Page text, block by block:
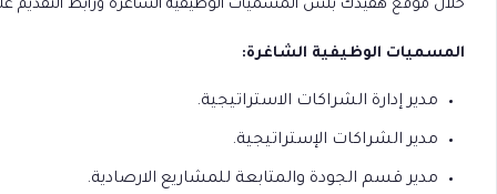
خلال موقع هفيدك بلس المسميات الوظيفية الشاغرة ورابط التقديم
المسميات الوظيفية الشاغرة:
مدير إدارة الشراكات الاستراتيجية.
مدير الشراكات الإستراتيجية.
مدير قسم الجودة والمتابعة للمشاريع الارصادية.